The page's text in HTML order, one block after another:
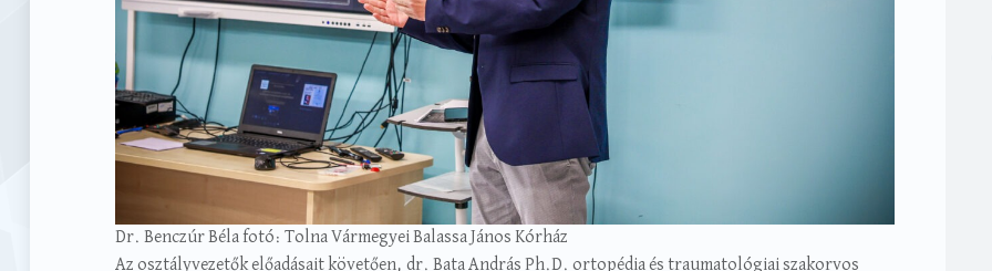
Dr. Benczúr Béla fotó: Tolna Vármegyei Balassa János Kórház
Az osztályvezetők előadásait követően, dr. Bata András Ph.D. ortopédia és traumatológiai szakorvos